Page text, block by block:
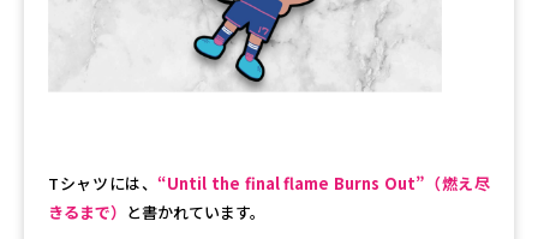
Tシャツには、“Until the final flame Burns Out”（燃え尽
きるまで） と書かれています。